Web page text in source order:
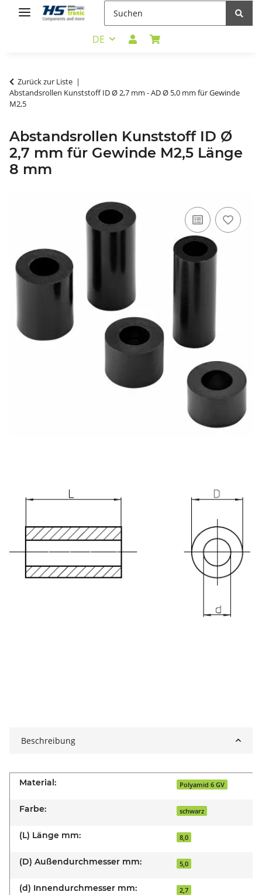
DE
Zurück zur Liste
Abstandsrollen Kunststoff ID Ø 2,7 mm - AD Ø 5,0 mm für Gewinde
M2,5
Abstandsrollen Kunststoff ID Ø
2,7 mm für Gewinde M2,5 Länge
8 mm
Beschreibung
Material: Polyamid 6 GV
Farbe: schwarz
(L) Länge mm: 8,0
(D) Außendurchmesser mm: 5,0
(d) Innendurchmesser mm: 2,7